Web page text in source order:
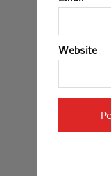
Website